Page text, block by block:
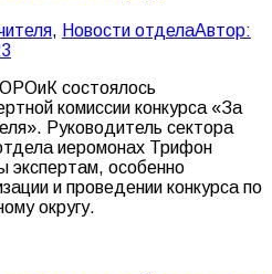
, Новости отделаАвтор:
состоялось
комиссии конкурса «За
Руководитель сектора
иеромонах Трифон
экспертам, особенно
и проведении конкурса по
округу.